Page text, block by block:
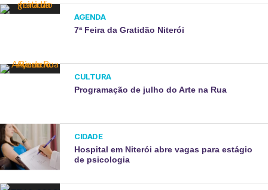
AGENDA
7ª Feira da Gratidão Niterói
CULTURA
Programação de julho do Arte na Rua
CIDADE
Hospital em Niterói abre vagas para estágio
de psicologia